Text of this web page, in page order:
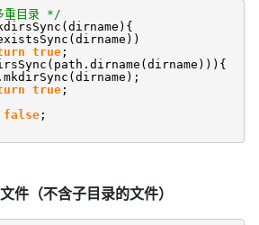
重目录 */
true ;
true ;
false ;
件（不含子目录的文件）